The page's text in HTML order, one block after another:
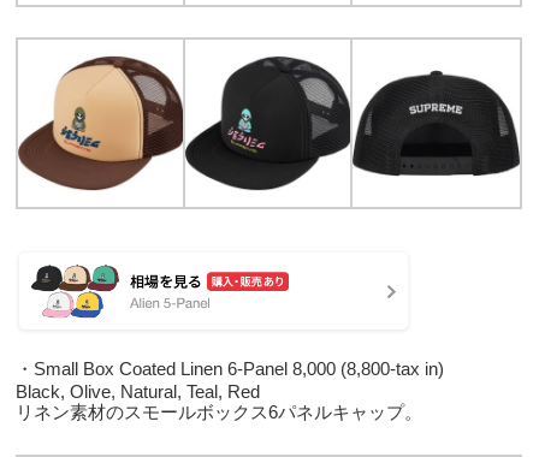
・Small Box Coated Linen 6-Panel 8,000 (8,800-tax in)
Black, Olive, Natural, Teal, Red
リネン素材のスモールボックス6パネルキャップ。